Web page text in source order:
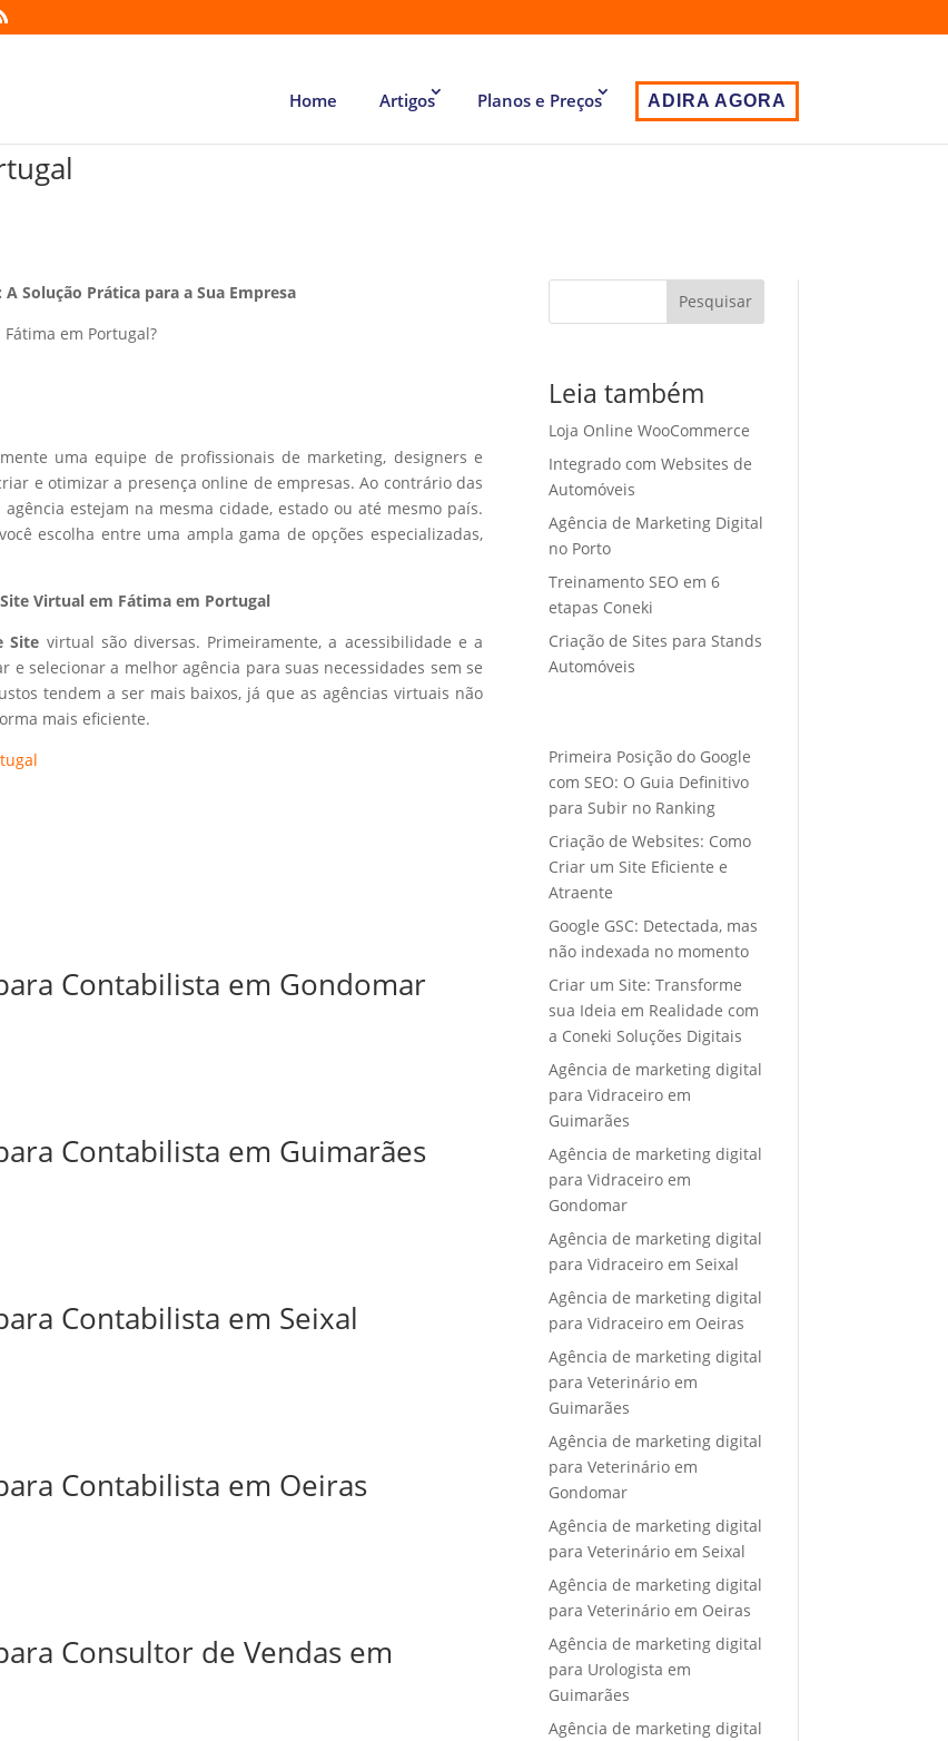
Home Artigos Planos e Preços ADIRA AGORA
Solução Prática para a Sua Empresa
em Portugal?
uma equipe de profissionais de marketing, designers e
e otimizar a presença online de empresas. Ao contrário das
estejam na mesma cidade, estado ou até mesmo país.
escolha entre uma ampla gama de opções especializadas,
Virtual em Fátima em Portugal
Site virtual são diversas. Primeiramente, a acessibilidade e a
e selecionar a melhor agência para suas necessidades sem se
tendem a ser mais baixos, já que as agências virtuais não
mais eficiente.
Contabilista em Gondomar
Contabilista em Guimarães
Contabilista em Seixal
Contabilista em Oeiras
Consultor de Vendas em
Pesquisar
Leia também
Loja Online WooCommerce
Integrado com Websites de
Automóveis
Agência de Marketing Digital
no Porto
Treinamento SEO em 6
etapas Coneki
Criação de Sites para Stands
Automóveis
Primeira Posição do Google
com SEO: O Guia Definitivo
para Subir no Ranking
Criação de Websites: Como
Criar um Site Eficiente e
Atraente
Google GSC: Detectada, mas
não indexada no momento
Criar um Site: Transforme
sua Ideia em Realidade com
a Coneki Soluções Digitais
Agência de marketing digital
para Vidraceiro em
Guimarães
Agência de marketing digital
para Vidraceiro em
Gondomar
Agência de marketing digital
para Vidraceiro em Seixal
Agência de marketing digital
para Vidraceiro em Oeiras
Agência de marketing digital
para Veterinário em
Guimarães
Agência de marketing digital
para Veterinário em
Gondomar
Agência de marketing digital
para Veterinário em Seixal
Agência de marketing digital
para Veterinário em Oeiras
Agência de marketing digital
para Urologista em
Guimarães
Agência de marketing digital